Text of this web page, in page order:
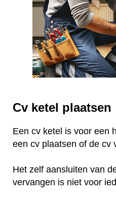
Cv ketel plaatsen
Een cv ketel is voor een
een cv plaatsen of de cv
Het zelf aansluiten van
vervangen is niet voor